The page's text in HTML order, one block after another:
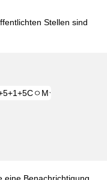
Stellen sind